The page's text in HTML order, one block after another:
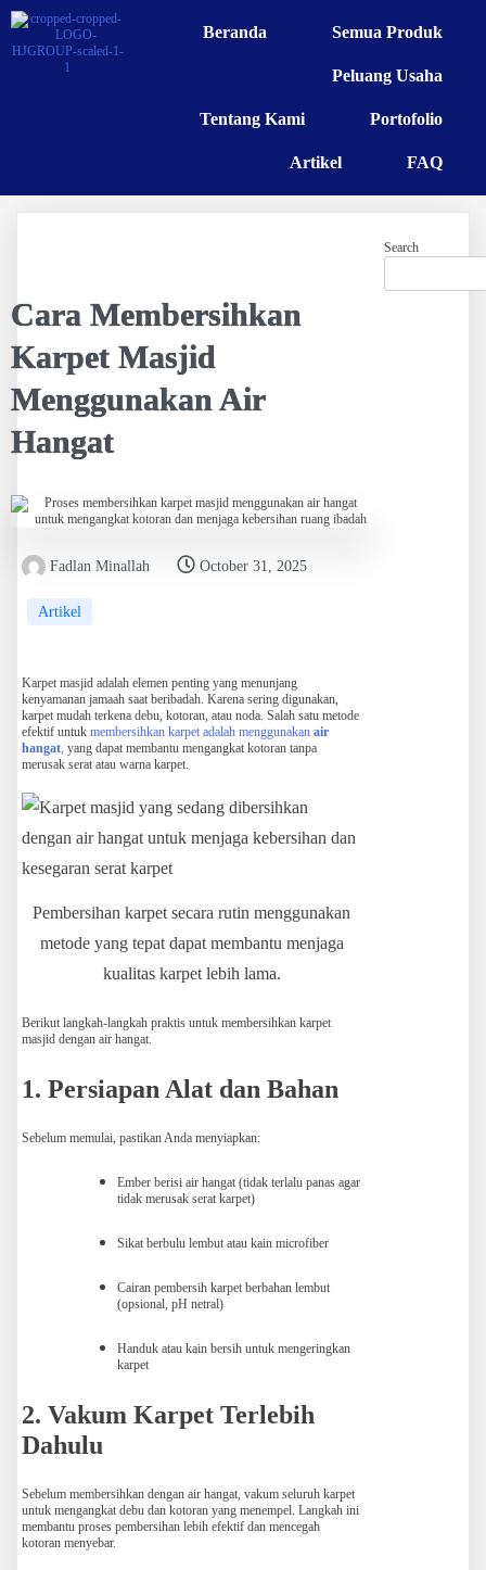
Beranda Semua Produk
Peluang Usaha
Tentang Kami Portofolio
Artikel FAQ
Cara Membersihkan
Karpet Masjid
Menggunakan Air
Hangat
Fadlan Minallah October 31, 2025
Artikel
Karpet masjid adalah elemen penting yang menunjang
kenyamanan jamaah saat beribadah. Karena sering digunakan,
karpet mudah terkena debu, kotoran, atau noda. Salah satu metode
efektif untuk membersihkan karpet adalah menggunakan air
hangat, yang dapat membantu mengangkat kotoran tanpa
merusak serat atau warna karpet.
Pembersihan karpet secara rutin menggunakan
metode yang tepat dapat membantu menjaga
kualitas karpet lebih lama.
Berikut langkah-langkah praktis untuk membersihkan karpet
masjid dengan air hangat.
1. Persiapan Alat dan Bahan
Sebelum memulai, pastikan Anda menyiapkan:
Ember berisi air hangat (tidak terlalu panas agar
tidak merusak serat karpet)
Sikat berbulu lembut atau kain microfiber
Cairan pembersih karpet berbahan lembut
(opsional, pH netral)
Handuk atau kain bersih untuk mengeringkan
karpet
2. Vakum Karpet Terlebih
Dahulu
Sebelum membersihkan dengan air hangat, vakum seluruh karpet
untuk mengangkat debu dan kotoran yang menempel. Langkah ini
membantu proses pembersihan lebih efektif dan mencegah
kotoran menyebar.
Search